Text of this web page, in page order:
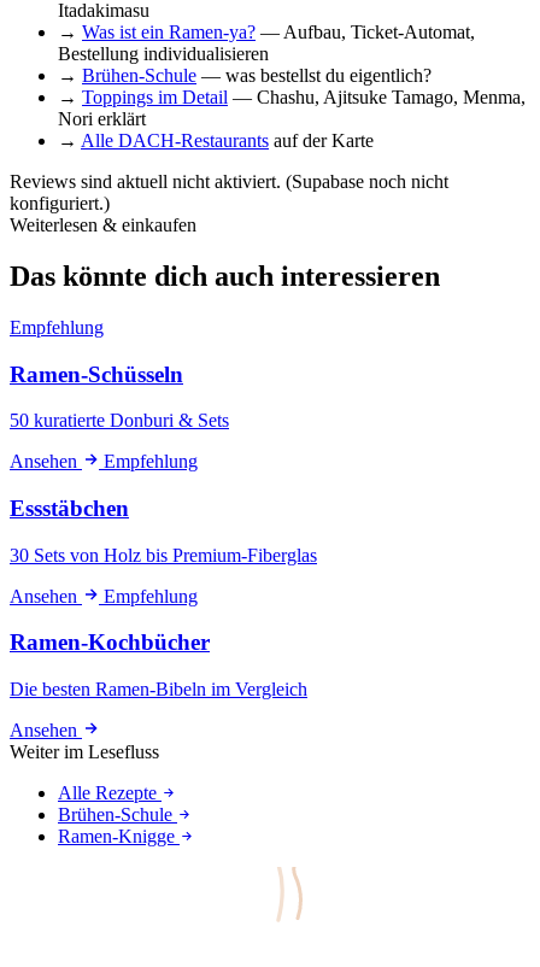
Itadakimasu
→ Was ist ein Ramen-ya? — Aufbau, Ticket-Automat,
Bestellung individualisieren
→ Brühen-Schule — was bestellst du eigentlich?
→ Toppings im Detail — Chashu, Ajitsuke Tamago, Menma,
Nori erklärt
→ Alle DACH-Restaurants auf der Karte
Reviews sind aktuell nicht aktiviert. (Supabase noch nicht
konfiguriert.)
Weiterlesen & einkaufen
Das könnte dich auch interessieren
Empfehlung
Ramen-Schüsseln
50 kuratierte Donburi & Sets
Ansehen
Empfehlung
Essstäbchen
30 Sets von Holz bis Premium-Fiberglas
Ansehen
Empfehlung
Ramen-Kochbücher
Die besten Ramen-Bibeln im Vergleich
Ansehen
Weiter im Lesefluss
Alle Rezepte
Brühen-Schule
Ramen-Knigge